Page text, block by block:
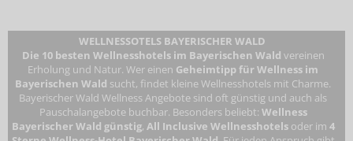
WELLNESSOTELS BAYERISCHER WALD
Die 10 besten Wellnesshotels im Bayerischen Wald vereinen
Erholung und Natur. Wer einen Geheimtipp für Wellness im
Bayerischen Wald sucht, findet kleine Wellnesshotels mit Charme.
Bayerischer Wald Wellness Angebote sind oft günstig und auch als
Pauschalangebote buchbar. Besonders beliebt: Wellness
Bayerischer Wald günstig, All Inclusive Wellnesshotels oder im 4